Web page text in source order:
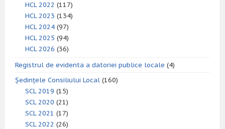
HCL 2022 (117)
HCL 2023 (134)
HCL 2024 (97)
HCL 2025 (94)
HCL 2026 (36)
Registrul de evidenta a datoriei publice locale (4)
Ședințele Consiliului Local (160)
SCL 2019 (15)
SCL 2020 (21)
SCL 2021 (17)
SCL 2022 (26)